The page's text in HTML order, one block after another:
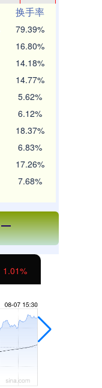
换手率
79.39%
16.80%
14.18%
14.77%
5.62%
6.12%
18.37%
6.83%
17.26%
7.68%
1.01%